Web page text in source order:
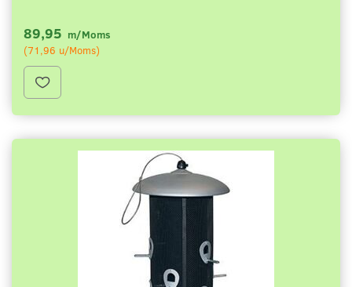
89,95 m/Moms
(71,96 u/Moms)